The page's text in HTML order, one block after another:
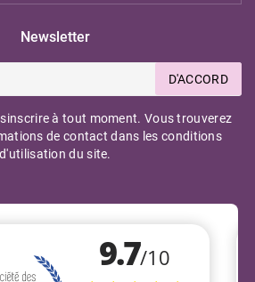
Newsletter
D'ACCORD
à tout moment. Vous trouverez
de contact dans les conditions
d'utilisation du site.